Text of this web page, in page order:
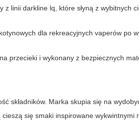
z liniidarkline lq , które słyną z wybitnych
dla rekreacyjnych vaperów po
przecieki i wykonany z bezpiecznych
składników. Marka skupia się na
się smaki inspirowane wykwintnymi